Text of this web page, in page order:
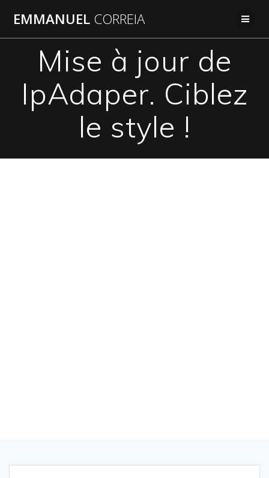
au
EMMANUEL CORREIA
Mise à jour de
IpAdaper. Ciblez
le style !